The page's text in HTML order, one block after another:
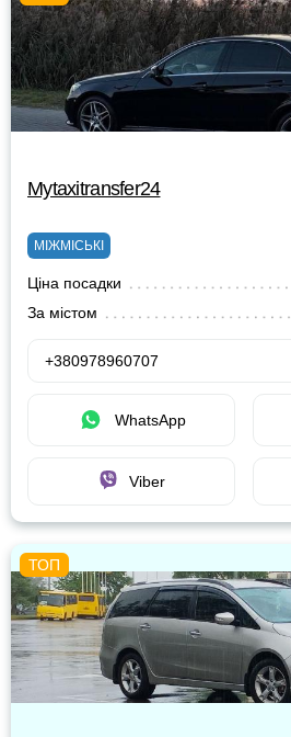
Mytaxitransfer24
МІЖМІСЬКІ
Ціна посадки
За містом
+380978960707
WhatsApp
Viber